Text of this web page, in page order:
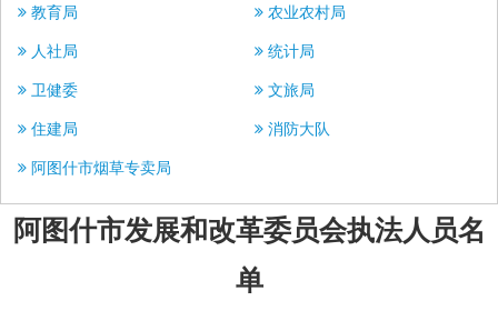
教育局
农业农村局
人社局
统计局
卫健委
文旅局
住建局
消防大队
阿图什市烟草专卖局
阿图什市发展和改革委员会执法人员名
单